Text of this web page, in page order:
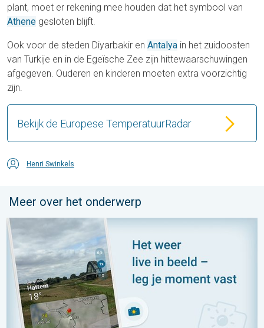
plant, moet er rekening mee houden dat het symbool van
Athene gesloten blijft.
Ook voor de steden Diyarbakir en Antalya in het zuidoosten
van Turkije en in de Egeïsche Zee zijn hittewaarschuwingen
afgegeven. Ouderen en kinderen moeten extra voorzichtig
zijn.
Bekijk de Europese TemperatuurRadar
Henri Swinkels
Meer over het onderwerp
Impressies maken, momenten delen. Deel wat je ziet!. . .